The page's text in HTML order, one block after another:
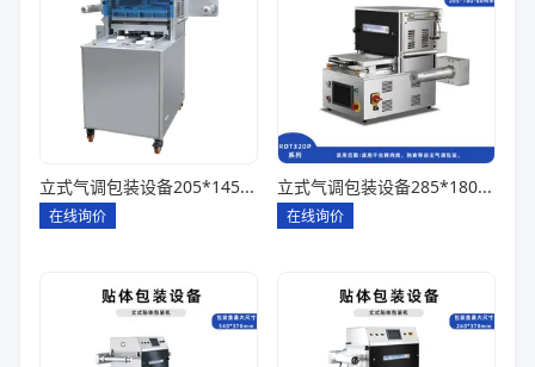
立式气调包装设备205*145*85一出四
在线询价
立式气调包装设备285*180*80一出一
在线询价